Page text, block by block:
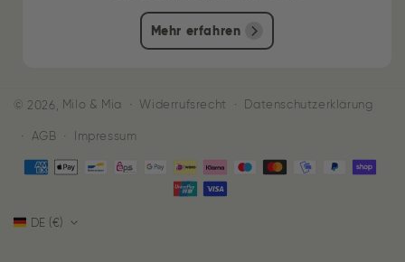
Mehr erfahren
© 2026, Milo & Mia Widerrufsrecht Datenschutzerklärung
AGB Impressum
Zahlungsmethoden
DE (€)